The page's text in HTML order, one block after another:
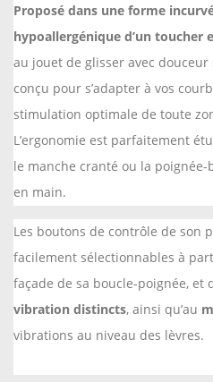
s
s
e
-
V
i
b
r
e
Proposé dans une forme
hypoallergénique d’un toucher
au jouet de glisser avec douceur
conçu pour s’adapter à vos
stimulation optimale de toute
L’ergonomie est parfaitement
le manche cranté ou la
en main.
Les boutons de contrôle de son
facilement sélectionnables à
façade de sa boucle-poignée, et
vibration distincts, ainsi qu’au
vibrations au niveau des lèvres.